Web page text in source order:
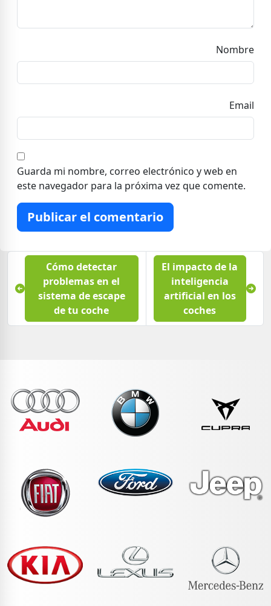
Nombre
Email
Guarda mi nombre, correo electrónico y web en
este navegador para la próxima vez que comente.
Publicar el comentario
Cómo detectar
problemas en el
sistema de escape
de tu coche
El impacto de la
inteligencia
artificial en los
coches